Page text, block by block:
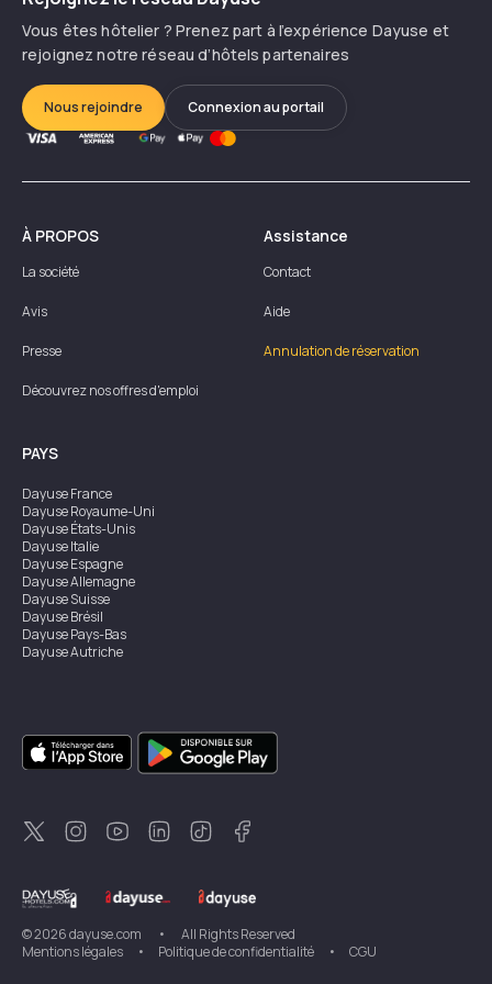
Vous êtes hôtelier ? Prenez part à l’expérience Dayuse et
rejoignez notre réseau d’hôtels partenaires
Nous rejoindre Connexion au portail
À PROPOS
La société
Avis
Presse
Découvrez nos offres d'emploi
Assistance
Contact
Aide
Annulation de réservation
PAYS
DayuseFrance
DayuseRoyaume-Uni
DayuseÉtats-Unis
DayuseItalie
DayuseEspagne
DayuseAllemagne
DayuseSuisse
DayuseBrésil
DayusePays-Bas
DayuseAutriche
DayuseSingapour
DayuseSuède
DayuseThaïlande
DayuseNouvelle-Zélande
DayuseTurquie
©2026dayuse.com •
All Rights Reserved
Mentions légales
• Politique de confidentialité • CGU